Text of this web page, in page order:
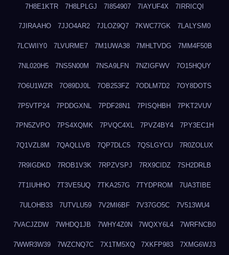
7H8E1KTR 7H8LPLGJ 7I854907 7IAYUF4X 7IRRICQI
7JIRAAHO 7JJO4AR2 7JLOZ9Q7 7KWC77GK 7LALYSM0
7LCWIIY0 7LVURME7 7M1UWA38 7MHLTVDG 7MM4F50B
7NL020H5 7NS5N00M 7NSA9LFN 7NZIGFWV 7O15HQUY
7O6U1WZR 7O89DJ0L 7OB253FZ 7ODLM7D2 7OY8DOTS
7P5VTP24 7PDDGXNL 7PDF28N1 7PISQHBH 7PKT2VUV
7PN5ZVPO 7PS4XQMK 7PVQC4XL 7PVZ4BY4 7PY3EC1H
7Q1VZL8M 7QAQLLVB 7QP7DLC5 7QSLGYCU 7R0ZOLUX
7R9IGDKD 7ROB1V3K 7RPZVSPJ 7RX9CIDZ 7SH2DRLB
7T1IUHHO 7T3VE5UQ 7TKA257G 7TYDPROM 7UA3TIBE
7ULOHB33 7UTVLU59 7V2MI6BF 7V37GO5C 7V513WU4
7VACJZDW 7WHDQ1JB 7WHY4Z0N 7WQXY6L4 7WRFNCB0
7WWR3W39 7WZCNQ7C 7X1TM5XQ 7XKFP983 7XMG6WJ3